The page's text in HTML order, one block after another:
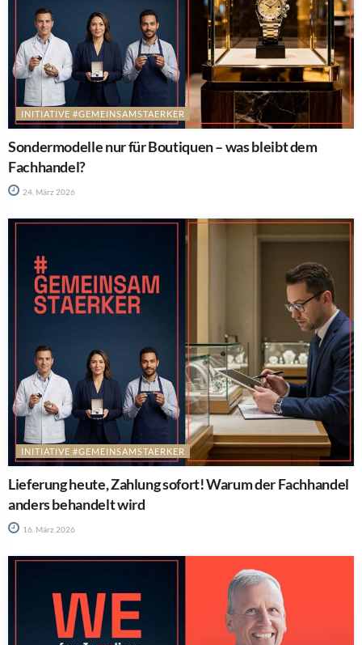
INITIATIVE #GEMEINSAMSTAERKER
Sondermodelle nur für Boutiquen – was bleibt dem
Fachhandel?
24. März 2026
INITIATIVE #GEMEINSAMSTAERKER
Lieferung heute, Zahlung sofort! Warum der Fachhandel
anders behandelt wird
16. März 2026